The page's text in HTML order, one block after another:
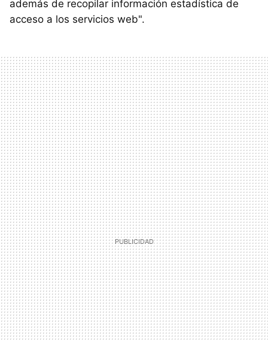
además de recopilar información estadística de
acceso a los servicios web".